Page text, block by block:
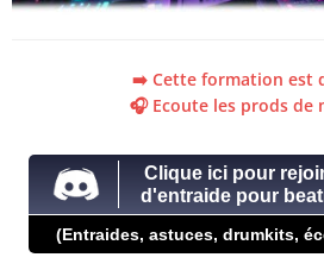
➡️ Cette formation est
🎧 Ecoute les prods de
Clique ici pour
d'entraide pour
(Entraides, astuces, drumkits,